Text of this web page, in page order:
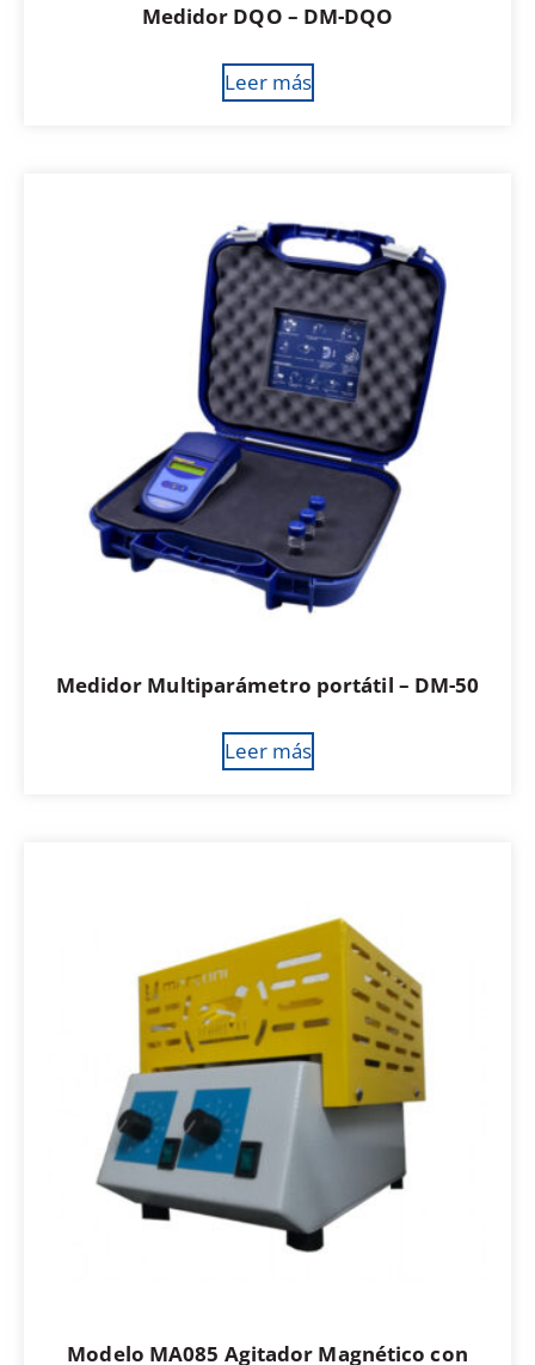
Medidor DQO – DM-DQO
Leer más
Medidor Multiparámetro portátil – DM-50
Leer más
Modelo MA085 Agitador Magnético con